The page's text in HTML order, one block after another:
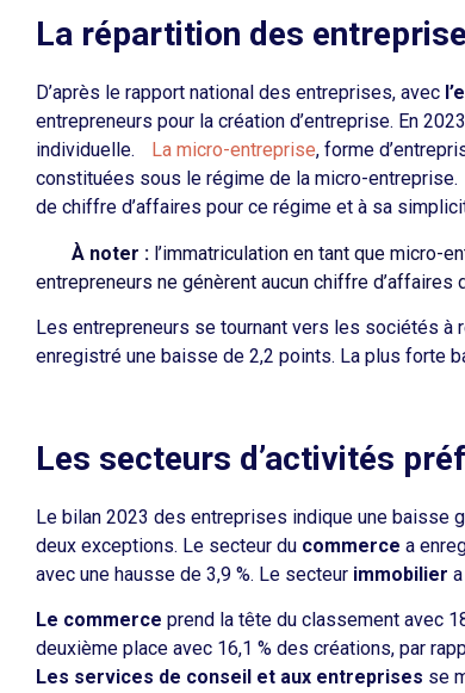
La répartition des
D’après le rapport national des entreprises, avec
entrepreneurs pour la création d’entreprise. En
individuelle.
La micro-entreprise, forme
constituées sous le régime de la micro-
de chiffre d’affaires pour ce régime et à sa
À noter : l’immatriculation en tant que micro-
entrepreneurs ne génèrent aucun chiffre
Les entrepreneurs se tournant vers les sociétés à
enregistré une baisse de 2,2 points. La plus forte
Les secteurs d’activités
Le bilan 2023 des entreprises indique une baisse
deux exceptions. Le secteur du commerce a
avec une hausse de 3,9 %. Le secteur immobilier
Le commerce prend la tête du classement avec
deuxième place avec 16,1 % des créations, par
Les services de conseil et aux entreprises se